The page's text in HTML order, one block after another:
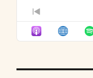
PREVIOUS
EPISODE